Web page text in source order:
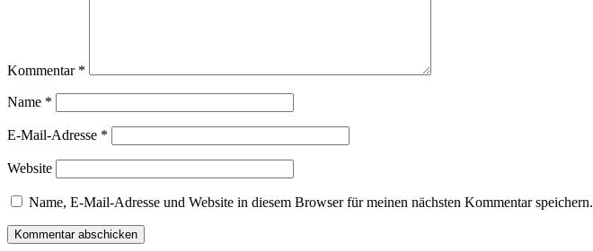
Kommentar *
Name *
E-Mail-Adresse *
Website
Name, E-Mail-Adresse und Website in diesem Browser für meinen nächsten Kommentar speichern.